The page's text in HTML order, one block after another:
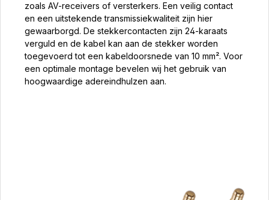
zoals AV-receivers of versterkers. Een veilig contact
en een uitstekende transmissiekwaliteit zijn hier
gewaarborgd. De stekkercontacten zijn 24-karaats
verguld en de kabel kan aan de stekker worden
toegevoerd tot een kabeldoorsnede van 10 mm². Voor
een optimale montage bevelen wij het gebruik van
hoogwaardige adereindhulzen aan.